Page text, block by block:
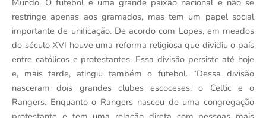
Mundo. O futebol é uma grande paixão nacional e não se
restringe apenas aos gramados, mas tem um papel social
importante de unificação. De acordo com Lopes, em meados
do século XVI houve uma reforma religiosa que dividiu o país
entre católicos e protestantes. Essa divisão persiste até hoje
e, mais tarde, atingiu também o futebol. “Dessa divisão
nasceram dois grandes clubes escoceses: o Celtic e o
Rangers. Enquanto o Rangers nasceu de uma congregação